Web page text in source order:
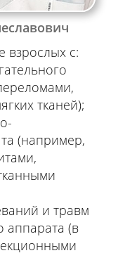
взрослых с:
тканей);
(например,
и травм
аппарата (в